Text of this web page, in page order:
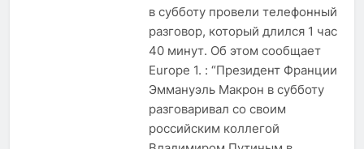
в субботу провели телефонный
разговор, который длился 1 час
40 минут. Об этом сообщает
Europe 1. : “Президент Франции
Эммануэль Макрон в субботу
разговаривал со своим
российским коллегой